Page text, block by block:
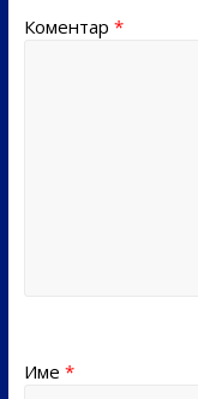
Коментар *
Име *